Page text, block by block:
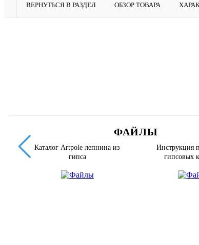
ВЕРНУТЬСЯ В РАЗДЕЛ ОБЗОР ТОВАРА
ФАЙЛЫ
Каталог Artpole лепнина из
гипса
Инструкция
гипсовых